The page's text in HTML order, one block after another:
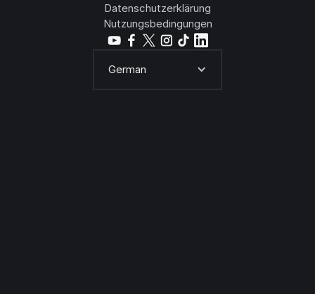
Datenschutzerklärung
Nutzungsbedingungen
German